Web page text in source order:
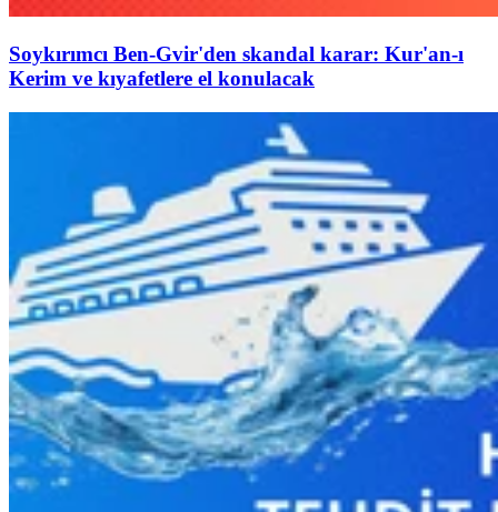
Soykırımcı Ben-Gvir'den skandal karar: Kur'an-ı
Kerim ve kıyafetlere el konulacak